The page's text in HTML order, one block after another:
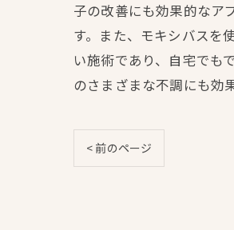
子の改善にも効果的なア
す。また、モキシバスを
い施術であり、自宅でも
のさまざまな不調にも効
< 前のページ